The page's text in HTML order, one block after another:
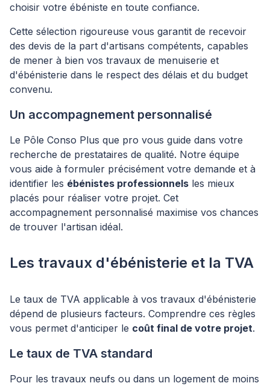
choisir votre ébéniste en toute confiance.
Cette sélection rigoureuse vous garantit de recevoir
des devis de la part d'artisans compétents, capables
de mener à bien vos travaux de menuiserie et
d'ébénisterie dans le respect des délais et du budget
convenu.
Un accompagnement personnalisé
Le Pôle Conso Plus que pro vous guide dans votre
recherche de prestataires de qualité. Notre équipe
vous aide à formuler précisément votre demande et à
identifier les ébénistes professionnels les mieux
placés pour réaliser votre projet. Cet
accompagnement personnalisé maximise vos chances
de trouver l'artisan idéal.
Les travaux d'ébénisterie et la TVA
Le taux de TVA applicable à vos travaux d'ébénisterie
dépend de plusieurs facteurs. Comprendre ces règles
vous permet d'anticiper le coût final de votre projet.
Le taux de TVA standard
Pour les travaux neufs ou dans un logement de moins